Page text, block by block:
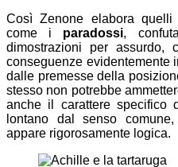
Così Zenone elabora
come i paradossi,
dimostrazioni per assurdo,
conseguenze evidentemente
dalle premesse della
stesso non potrebbe
anche il carattere specifico
lontano dal senso
appare rigorosamente logica.